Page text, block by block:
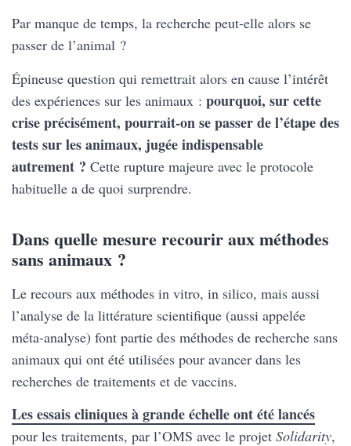
Par manque de temps, la recherche peut-elle alors se
passer de l’animal ?
Épineuse question qui remettrait alors en cause l’intérêt
des expériences sur les animaux : pourquoi, sur cette
crise précisément, pourrait-on se passer de l’étape des
tests sur les animaux, jugée indispensable
autrement ? Cette rupture majeure avec le protocole
habituelle a de quoi surprendre.
Dans quelle mesure recourir aux méthodes
sans animaux ?
Le recours aux méthodes in vitro, in silico, mais aussi
l’analyse de la littérature scientifique (aussi appelée
méta-analyse) font partie des méthodes de recherche sans
animaux qui ont été utilisées pour avancer dans les
recherches de traitements et de vaccins.
Les essais cliniques à grande échelle ont été lancés
pour les traitements, par l’OMS avec le projet Solidarity,